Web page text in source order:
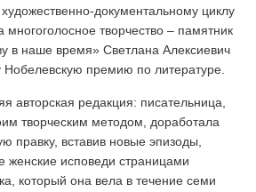
документальному циклу
творчество – памятник
в наше время» Светлана Алексиевич
Нобелевскую премию по литературе.
авторская редакция: писательница,
творческим методом, доработала
правку, вставив новые эпизоды,
женские исповеди страницами
который она вела в течение семи